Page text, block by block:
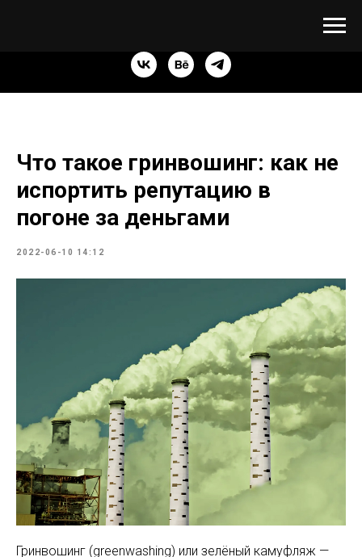
Что такое гринвошинг: как не
испортить репутацию в
погоне за деньгами
2022-06-10 14:12
Гринвошинг (greenwashing) или зелёный камуфляж —